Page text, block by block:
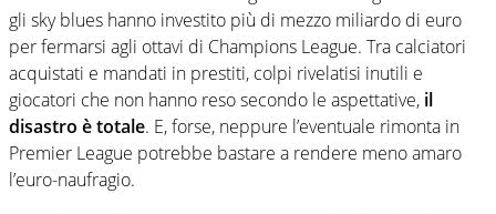
gli sky blues hanno investito più di mezzo miliardo di euro
per fermarsi agli ottavi di Champions League. Tra calciatori
acquistati e mandati in prestiti, colpi rivelatisi inutili e
giocatori che non hanno reso secondo le aspettative, il
disastro è totale. E, forse, neppure l’eventuale rimonta in
Premier League potrebbe bastare a rendere meno amaro
l’euro-naufragio.